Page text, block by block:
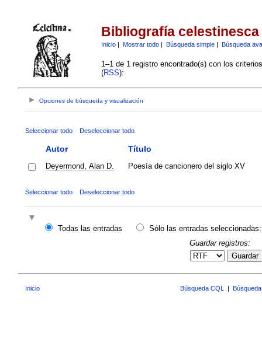
Bibliografía celestinesca
Inicio| Mostrar todo| Búsqueda simple| Búsqueda
1–1 de 1 registro encontrado(s) con los
(RSS):
Opciones de búsqueda y visualización
Seleccionar todo Deseleccionar todo
Autor Título
Deyermond, Alan D. Poesía de cancionero del siglo XV
Seleccionar todo Deseleccionar todo
Todas las entradas
Sólo las entradas seleccionadas:
Guardar registros:
Guardar
Inicio Búsqueda CQL